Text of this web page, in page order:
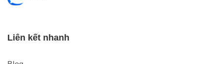
Liên kết nhanh